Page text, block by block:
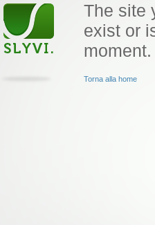
The site
exist or
moment.
Torna alla home